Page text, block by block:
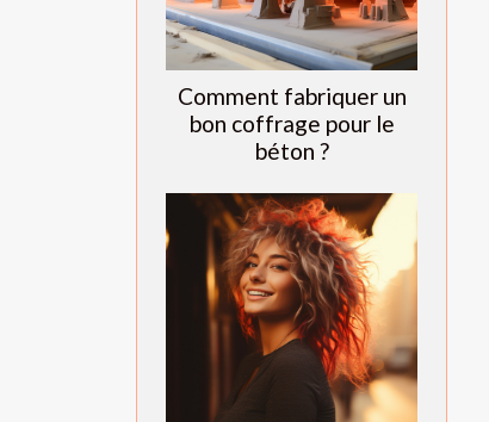
Comment fabriquer un
bon coffrage pour le
béton ?